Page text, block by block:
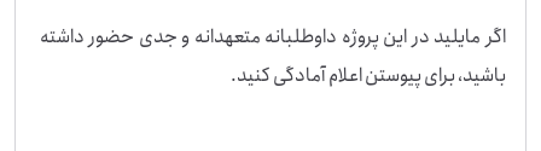
اگر مایلید در این پروژه داوطلبانه متعهدانه و جدی حضور داشته
باشید، برای پیوستن اعلام آمادگی کنید.